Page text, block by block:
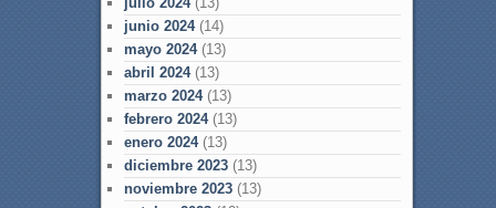
junio 2024(14)
mayo 2024(13)
abril 2024(13)
marzo 2024(13)
febrero 2024(13)
enero 2024(13)
diciembre 2023(13)
noviembre 2023(13)